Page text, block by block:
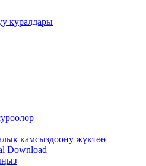
куралдары
камсыздоону жүктөө
Download